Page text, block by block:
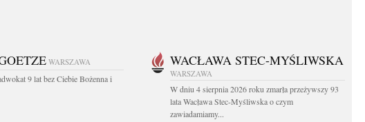
WARSZAWA
9 lat bez Ciebie Bożenna i
WACŁAWA STEC-MYŚLIWSKA
WARSZAWA
W dniu 4 sierpnia 2026 roku zmarła przeżywszy 93
lata Wacława Stec-Myśliwska o czym
zawiadamiamy...